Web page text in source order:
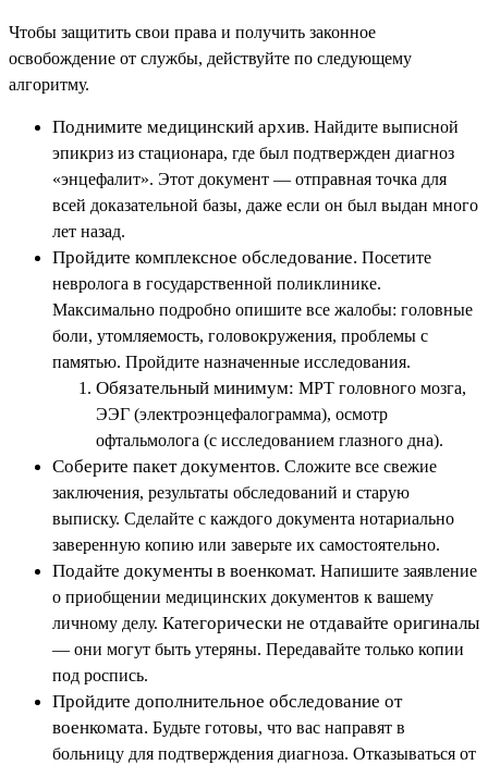
Чтобы защитить свои права и получить законное
освобождение от службы, действуйте по следующему
алгоритму.
Поднимите медицинский архив. Найдите выписной
эпикриз из стационара, где был подтвержден диагноз
«энцефалит». Этот документ — отправная точка для
всей доказательной базы, даже если он был выдан много
лет назад.
Пройдите комплексное обследование. Посетите
невролога в государственной поликлинике.
Максимально подробно опишите все жалобы: головные
боли, утомляемость, головокружения, проблемы с
памятью. Пройдите назначенные исследования.
Обязательный минимум: МРТ головного мозга,
ЭЭГ (электроэнцефалограмма), осмотр
офтальмолога (с исследованием глазного дна).
Соберите пакет документов. Сложите все свежие
заключения, результаты обследований и старую
выписку. Сделайте с каждого документа нотариально
заверенную копию или заверьте их самостоятельно.
Подайте документы в военкомат. Напишите заявление
о приобщении медицинских документов к вашему
личному делу. Категорически не отдавайте оригиналы
— они могут быть утеряны. Передавайте только копии
под роспись.
Пройдите дополнительное обследование от
военкомата. Будьте готовы, что вас направят в
больницу для подтверждения диагноза. Отказываться от